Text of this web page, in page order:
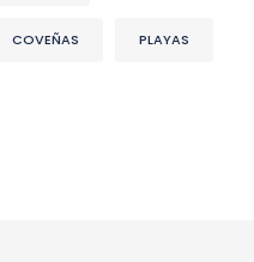
COVEÑAS PLAYAS